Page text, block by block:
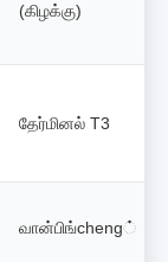
(கிழக்கு)
தேர்மினல் T3
வான்பிங்cheng்